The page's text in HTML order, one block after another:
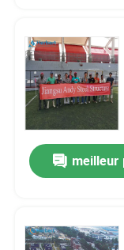
Contactez-nous
Nouvelles
Cas
Botte de cadre
meilleur